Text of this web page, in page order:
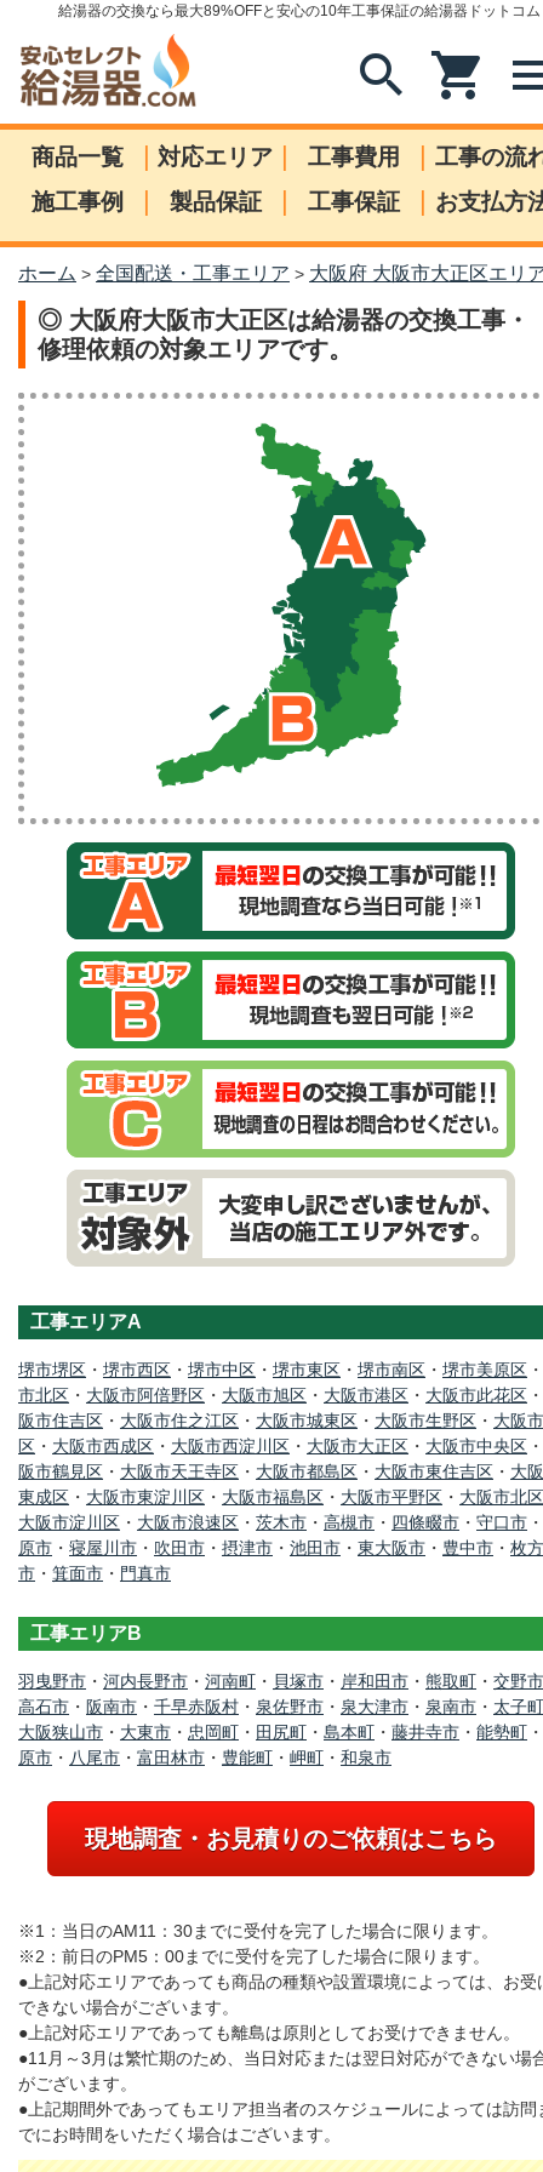
給湯器の交換なら最大89%OFFと安心の10年工事保証の給湯器ドットコム
search shopping_cart
商品一覧 | 対応エリア | 工事費用 | 工事の流
施工事例
| 製品保証 | 工事保証 | お支払方
ホーム > 全国配送・工事エリア > 大阪府 大阪市大正区エリ
◎ 大阪府大阪市大正区は給湯器の交換工事・
修理依頼の対象エリアです。
工事エリアA
堺市堺区 ・ 堺市西区 ・ 堺市中区 ・ 堺市東区 ・ 堺市南区 ・ 堺市美原区 ・
市北区 ・ 大阪市阿倍野区 ・ 大阪市旭区 ・ 大阪市港区 ・ 大阪市此花区 ・
阪市住吉区 ・ 大阪市住之江区 ・ 大阪市城東区 ・ 大阪市生野区 ・ 大阪
区 ・ 大阪市西成区 ・ 大阪市西淀川区 ・ 大阪市大正区 ・ 大阪市中央区 ・
阪市鶴見区 ・ 大阪市天王寺区 ・ 大阪市都島区 ・ 大阪市東住吉区 ・ 大
東成区 ・ 大阪市東淀川区 ・ 大阪市福島区 ・ 大阪市平野区 ・ 大阪市北区
大阪市淀川区 ・ 大阪市浪速区 ・ 茨木市 ・ 高槻市 ・ 四條畷市 ・ 守口市 ・
原市 ・ 寝屋川市 ・ 吹田市 ・ 摂津市 ・ 池田市 ・ 東大阪市 ・ 豊中市 ・ 枚方
市 ・ 箕面市 ・ 門真市
工事エリアB
羽曳野市 ・ 河内長野市 ・ 河南町 ・ 貝塚市 ・ 岸和田市 ・ 熊取町 ・ 交野市
高石市 ・ 阪南市 ・ 千早赤阪村 ・ 泉佐野市 ・ 泉大津市 ・ 泉南市 ・ 太子町
大阪狭山市 ・ 大東市 ・ 忠岡町 ・ 田尻町 ・ 島本町 ・ 藤井寺市 ・ 能勢町 ・
原市 ・ 八尾市 ・ 富田林市 ・ 豊能町 ・ 岬町 ・ 和泉市
現地調査・お見積りのご依頼はこちら
※1：当日のAM11：30までに受付を完了した場合に限ります。
※2：前日のPM5：00までに受付を完了した場合に限ります。
●上記対応エリアであっても商品の種類や設置環境によっては、お受
できない場合がございます。
●上記対応エリアであっても離島は原則としてお受けできません。
●11月～3月は繁忙期のため、当日対応または翌日対応ができない場
がございます。
●上記期間外であってもエリア担当者のスケジュールによっては訪問
でにお時間をいただく場合はございます。